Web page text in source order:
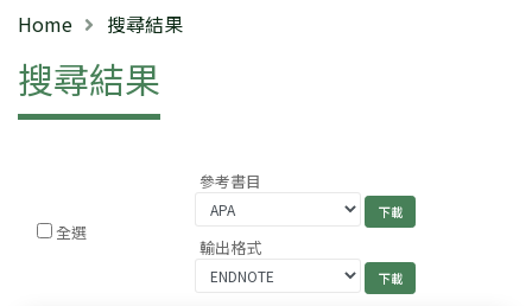
Home 搜尋結果
搜尋結果
全選
參考書目
輸出格式